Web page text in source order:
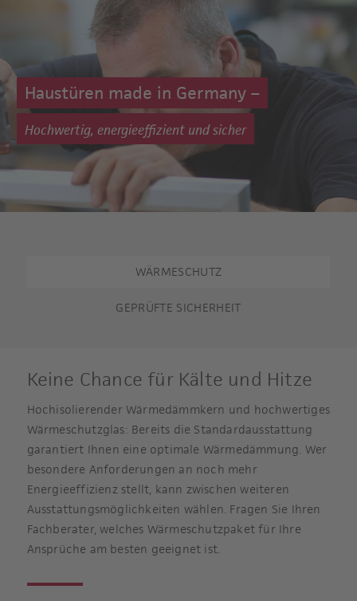
Haustüren made in Germany –
Hochwertig, energieeffizient und sicher
WÄRMESCHUTZ
GEPRÜFTE SICHERHEIT
Keine Chance für Kälte und Hitze
Hochisolierender Wärmedämmkern und hochwertiges
Wärmeschutzglas: Bereits die Standardausstattung
garantiert Ihnen eine optimale Wärmedämmung. Wer
besondere Anforderungen an noch mehr
Energieeffizienz stellt, kann zwischen weiteren
Ausstattungsmöglichkeiten wählen. Fragen Sie Ihren
Fachberater, welches Wärmeschutzpaket für Ihre
Ansprüche am besten geeignet ist.